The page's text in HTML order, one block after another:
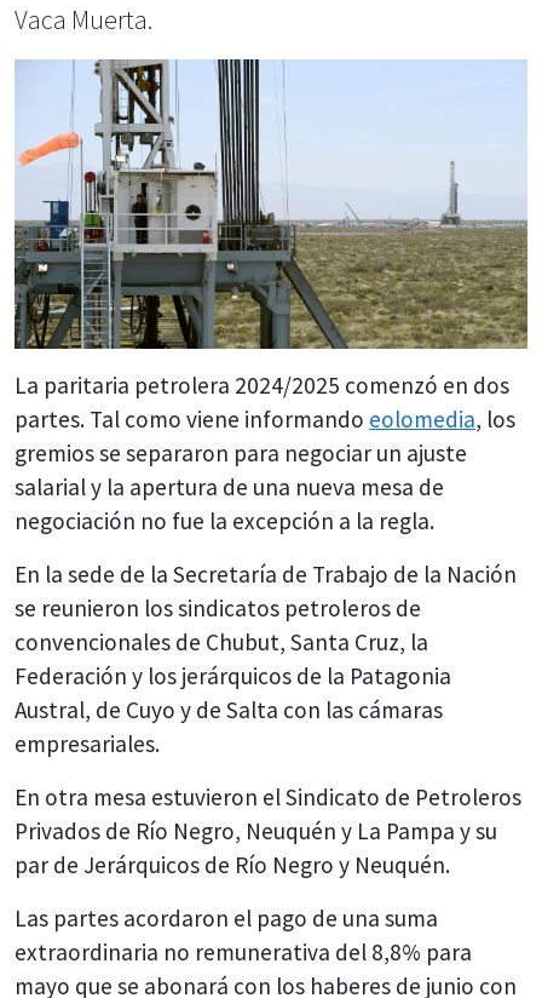
Vaca Muerta.
La paritaria petrolera 2024/2025 comenzó en dos
partes. Tal como viene informando eolomedia, los
gremios se separaron para negociar un ajuste
salarial y la apertura de una nueva mesa de
negociación no fue la excepción a la regla.
En la sede de la Secretaría de Trabajo de la Nación
se reunieron los sindicatos petroleros de
convencionales de Chubut, Santa Cruz, la
Federación y los jerárquicos de la Patagonia
Austral, de Cuyo y de Salta con las cámaras
empresariales.
En otra mesa estuvieron el Sindicato de Petroleros
Privados de Río Negro, Neuquén y La Pampa y su
par de Jerárquicos de Río Negro y Neuquén.
Las partes acordaron el pago de una suma
extraordinaria no remunerativa del 8,8% para
mayo que se abonará con los haberes de junio con